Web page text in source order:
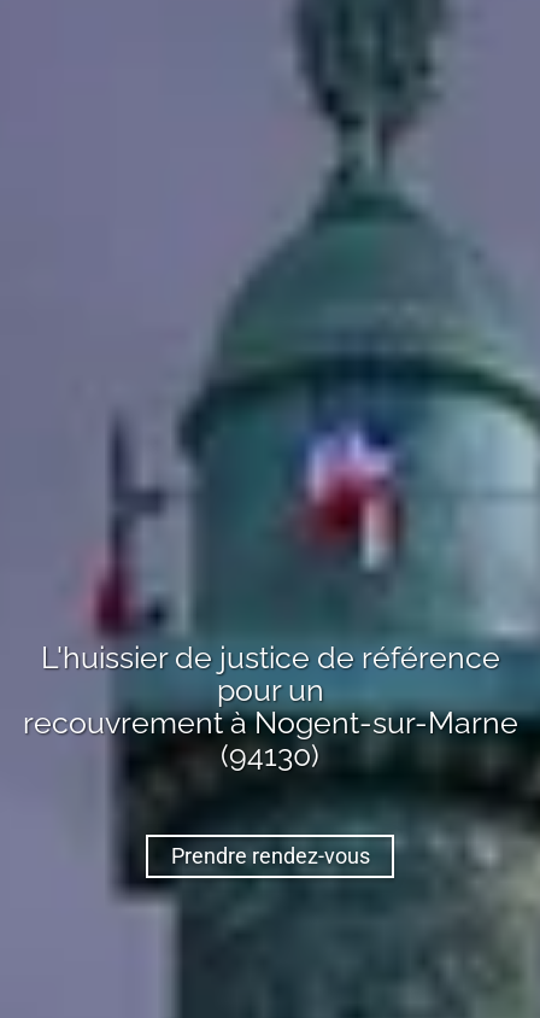
L'huissier de justice de référence
pour un
recouvrementà Nogent-sur-Marne
(94130)
Prendre rendez-vous